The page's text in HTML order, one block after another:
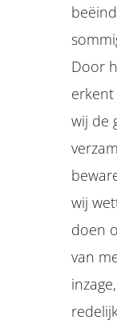
Door
wij de
wij
doen
van